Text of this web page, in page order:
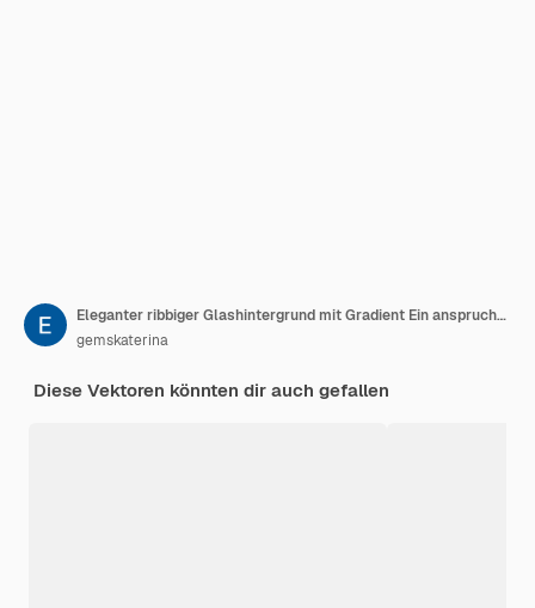
Eleganter ribbiger Glashintergrund mit Gradient Ein anspruchsvolles und modernes Design für Websites
gemskaterina
Diese Vektoren könnten dir auch gefallen